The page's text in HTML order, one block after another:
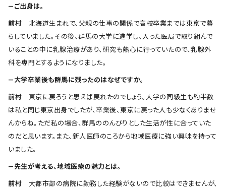
―ご出身は。
前村 北海道生まれで、父親の仕事の関係で高校卒業までは東京で暮
らしていました。その後、群馬の大学に進学し、入った医局で取り組んで
いることの中に乳腺治療があり、研究も熱心に行っていたので、乳腺外
科を専門とするようになりました。
―大学卒業後も群馬に残ったのはなぜですか。
前村 東京に戻ろうと思えば戻れたのでしょう。大学の同級生も約半数
は私と同じ東京出身でしたが、卒業後、東京に戻った人も少なくありませ
んからね。ただ私の場合、群馬ののんびりとした生活が性に合っていた
のだと思います。また、新人医師のころから地域医療に強い興味を持って
いました。
―先生が考える、地域医療の魅力とは。
前村 大都市部の病院に勤務した経験がないので比較はできませんが、